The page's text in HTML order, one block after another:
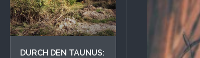
DURCH DEN TAUNUS: